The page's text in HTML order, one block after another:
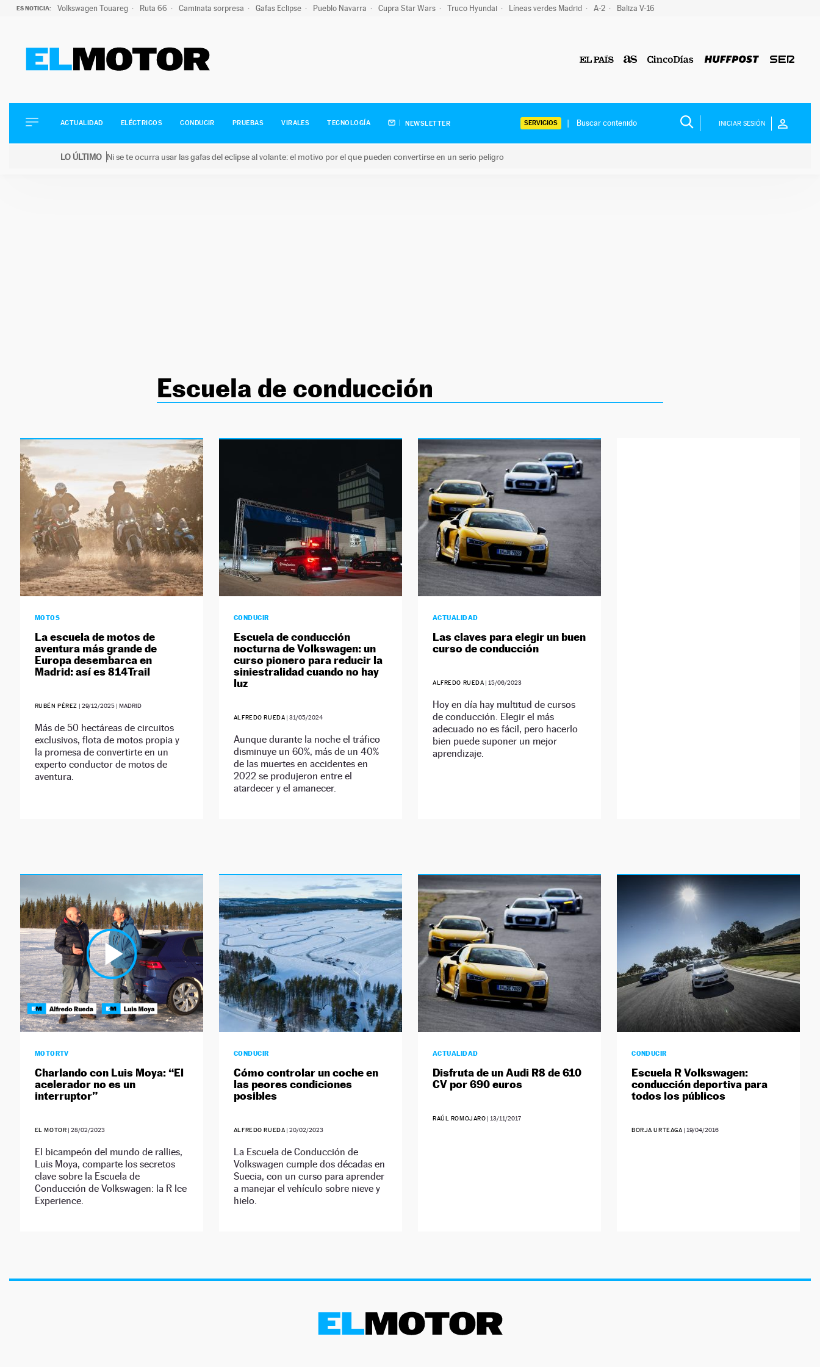
ES NOTICIA: Volkswagen Touareg Ruta 66 Caminata sorpresa Gafas Eclipse Pueblo Navarra Cupra Star Wars Truco Hyundai Líneas verdes Madrid A-2 Baliza V-16
ELÉCTRICOS
CONDUCIR
ACTUALIDAD ELÉCTRICOS CONDUCIR PRUEBAS VIRALES TECNOLOGÍA NEWSLETTER SERVICIOS INICIAR SESIÓN
LO ÚLTIMO Ni se te ocurra usar las gafas del eclipse al volante: el motivo por el que pueden convertirse en un serio peligro
Escuela de conducción
MOTOS
La escuela de motos de
aventura más grande de
Europa desembarca en
Madrid: así es 814Trail
RUBÉN PÉREZ |29/12/2025 | MADRID
Más de 50 hectáreas de circuitos
exclusivos, flota de motos propia y
la promesa de convertirte en un
experto conductor de motos de
aventura.
CONDUCIR
Escuela de conducción
nocturna de Volkswagen: un
curso pionero para reducir la
siniestralidad cuando no hay
luz
ALFREDO RUEDA |31/05/2024
Aunque durante la noche el tráfico
disminuye un 60%, más de un 40%
de las muertes en accidentes en
2022 se produjeron entre el
atardecer y el amanecer.
ACTUALIDAD
Las claves para elegir un buen
curso de conducción
ALFREDO RUEDA | 15/06/2023
Hoy en día hay multitud de cursos
de conducción. Elegir el más
adecuado no es fácil, pero hacerlo
bien puede suponer un mejor
aprendizaje.
MOTORTV
Charlando con Luis Moya: “El
acelerador no es un
interruptor”
EL MOTOR |28/02/2023
El bicampeón del mundo de rallies,
Luis Moya, comparte los secretos
clave sobre la Escuela de
Conducción de Volkswagen: la R Ice
Experience.
CONDUCIR
Cómo controlar un coche en
las peores condiciones
posibles
ALFREDO RUEDA |20/02/2023
La Escuela de Conducción de
Volkswagen cumple dos décadas en
Suecia, con un curso para aprender
a manejar el vehículo sobre nieve y
hielo.
ACTUALIDAD
Disfruta de un Audi R8 de 610
CV por 690 euros
RAÚL ROMOJARO | 13/11/2017
CONDUCIR
Escuela R Volkswagen:
conducción deportiva para
todos los públicos
BORJA URTEAGA | 19/04/2016